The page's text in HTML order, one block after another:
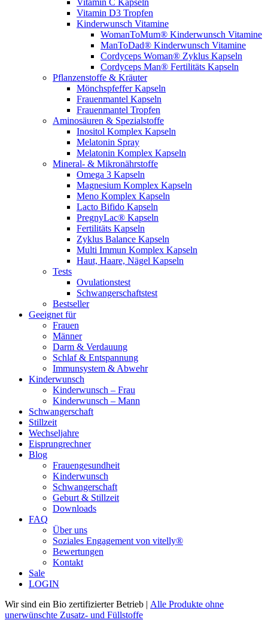
Vitamin C Kapseln
Vitamin D3 Tropfen
Kinderwunsch Vitamine
WomanToMum® Kinderwunsch Vitamine
ManToDad® Kinderwunsch Vitamine
Cordyceps Woman® Zyklus Kapseln
Cordyceps Man® Fertilitäts Kapseln
Pflanzenstoffe & Kräuter
Mönchspfeffer Kapseln
Frauenmantel Kapseln
Frauenmantel Tropfen
Aminosäuren & Spezialstoffe
Inositol Komplex Kapseln
Melatonin Spray
Melatonin Komplex Kapseln
Mineral- & Mikronährstoffe
Omega 3 Kapseln
Magnesium Komplex Kapseln
Meno Komplex Kapseln
Lacto Bifido Kapseln
PregnyLac® Kapseln
Fertilitäts Kapseln
Zyklus Balance Kapseln
Multi Immun Komplex Kapseln
Haut, Haare, Nägel Kapseln
Tests
Ovulationstest
Schwangerschaftstest
Bestseller
Geeignet für
Frauen
Männer
Darm & Verdauung
Schlaf & Entspannung
Immunsystem & Abwehr
Kinderwunsch
Kinderwunsch – Frau
Kinderwunsch – Mann
Schwangerschaft
Stillzeit
Wechseljahre
Eisprungrechner
Blog
Frauengesundheit
Kinderwunsch
Schwangerschaft
Geburt & Stillzeit
Downloads
FAQ
Über uns
Soziales Engagement von vitelly®
Bewertungen
Kontakt
Sale
LOGIN
Wir sind ein Bio zertifizierter Betrieb | Alle Produkte ohne
unerwünschte Zusatz- und Füllstoffe